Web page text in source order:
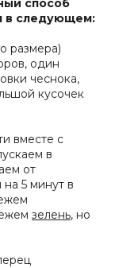
в следующем:
размера)
один
чеснока,
кусочек
вместе с
в
от
5 минут в
зелень, но